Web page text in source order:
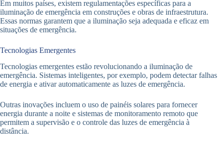
Em muitos países, existem regulamentações específicas para a
iluminação de emergência em construções e obras de infraestrutura.
Essas normas garantem que a iluminação seja adequada e eficaz em
situações de emergência.
Tecnologias Emergentes
Tecnologias emergentes estão revolucionando a iluminação de
emergência. Sistemas inteligentes, por exemplo, podem detectar falhas
de energia e ativar automaticamente as luzes de emergência.
Outras inovações incluem o uso de painéis solares para fornecer
energia durante a noite e sistemas de monitoramento remoto que
permitem a supervisão e o controle das luzes de emergência à
distância.